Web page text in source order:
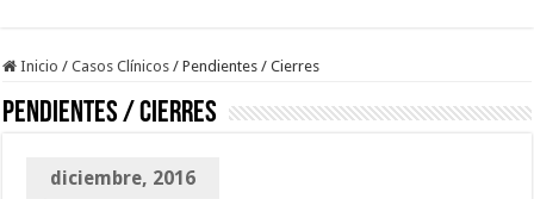
Inicio / Casos Clínicos / Pendientes / Cierres
Pendientes / Cierres
diciembre, 2016